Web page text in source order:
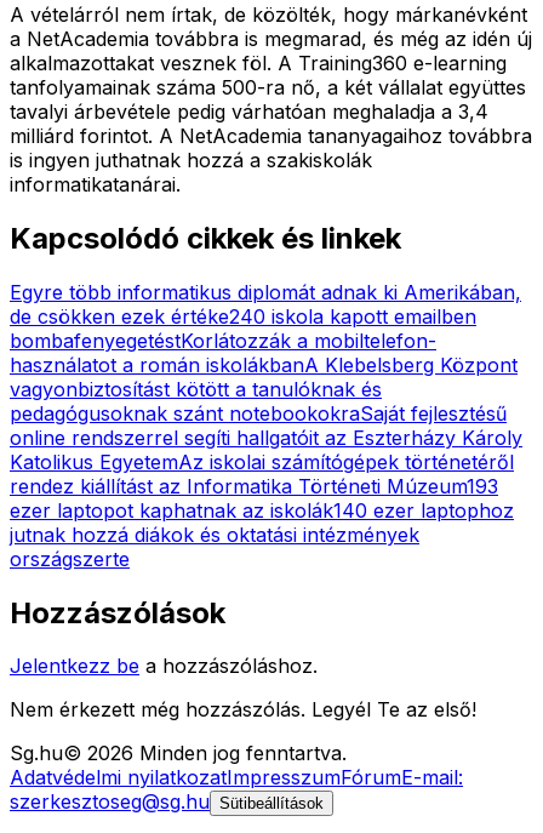
A vételárról nem írtak, de közölték, hogy márkanévként
a NetAcademia továbbra is megmarad, és még az idén új
alkalmazottakat vesznek föl. A Training360 e-learning
tanfolyamainak száma 500-ra nő, a két vállalat együttes
tavalyi árbevétele pedig várhatóan meghaladja a 3,4
milliárd forintot. A NetAcademia tananyagaihoz továbbra
is ingyen juthatnak hozzá a szakiskolák
informatikatanárai.
Kapcsolódó cikkek és linkek
Egyre több informatikus diplomát adnak ki Amerikában,
de csökken ezek értéke240 iskola kapott emailben
bombafenyegetéstKorlátozzák a mobiltelefon-
használatot a román iskolákbanA Klebelsberg Központ
vagyonbiztosítást kötött a tanulóknak és
pedagógusoknak szánt notebookokraSaját fejlesztésű
online rendszerrel segíti hallgatóit az Eszterházy Károly
Katolikus EgyetemAz iskolai számítógépek történetéről
rendez kiállítást az Informatika Történeti Múzeum193
ezer laptopot kaphatnak az iskolák140 ezer laptophoz
jutnak hozzá diákok és oktatási intézmények
országszerte
Hozzászólások
Jelentkezz be a hozzászóláshoz.
Nem érkezett még hozzászólás. Legyél Te az első!
Sg.hu© 2026 Minden jog fenntartva.
Adatvédelmi nyilatkozatImpresszumFórumE-mail:
szerkesztoseg@sg.hu Sütibeállítások